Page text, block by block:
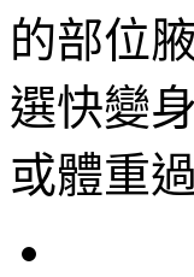
的部位
選快變
或體重過